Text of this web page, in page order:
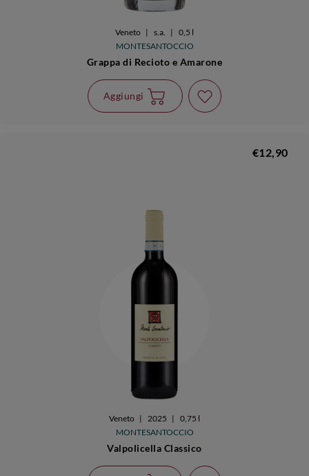
Veneto | s.a. |
0,5 l
MONTESANTOCCIO
Grappa di Recioto e Amarone
Aggiungi
€12,90
Veneto | 2025 |
0,75 l
MONTESANTOCCIO
Valpolicella Classico